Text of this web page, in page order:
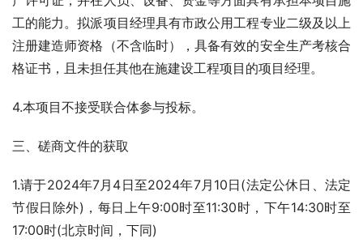
工的能力。拟派项目经理具有市政公用工程专业二级及以上
注册建造师资格（不含临时），具备有效的安全生产考核合
格证书，且未担任其他在施建设工程项目的项目经理。
4.本项目不接受联合体参与投标。
三、磋商文件的获取
1.请于2024年7月4日至2024年7月10日(法定公休日、法定
节假日除外)，每日上午9:00时至11:30时，下午14:30时至
17:00时(北京时间，下同)